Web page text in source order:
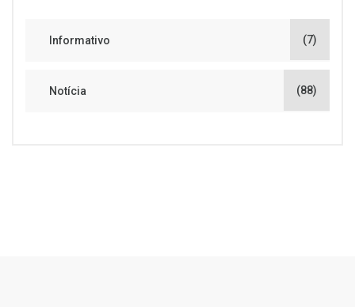
Informativo (7)
Notícia (88)